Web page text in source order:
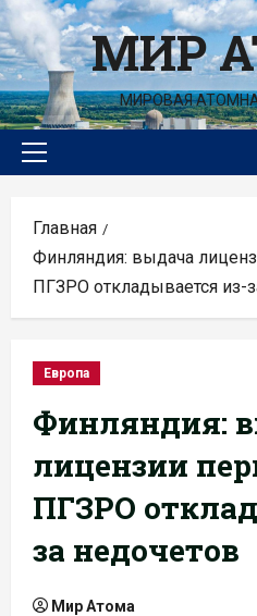
Перейти
к
содержимомуМИР
МИРОВАЯ
Основное
Главная
Финляндия: выдача
ПГЗРО откладывается из-
Европа
Финляндия:
лицензии
ПГЗРО
за недочетов
Мир Атома